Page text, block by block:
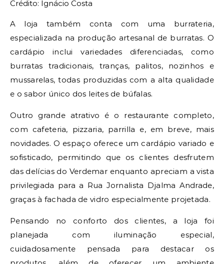
Crédito: Ignácio Costa
A loja também conta com uma burrateria,
especializada na produção artesanal de burratas. O
cardápio inclui variedades diferenciadas, como
burratas tradicionais, tranças, palitos, nozinhos e
mussarelas, todas produzidas com a alta qualidade
e o sabor único dos leites de búfalas.
Outro grande atrativo é o restaurante completo,
com cafeteria, pizzaria, parrilla e, em breve, mais
novidades. O espaço oferece um cardápio variado e
sofisticado, permitindo que os clientes desfrutem
das delícias do Verdemar enquanto apreciam a vista
privilegiada para a Rua Jornalista Djalma Andrade,
graças à fachada de vidro especialmente projetada.
Pensando no conforto dos clientes, a loja foi
planejada com iluminação especial,
cuidadosamente pensada para destacar os